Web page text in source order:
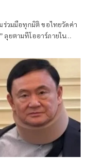
ลุยตามทีโออาร์ภายใน